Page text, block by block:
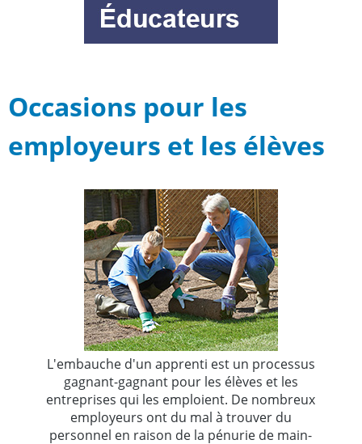
Occasions pour les
employeurs et les élèves
L'embauche d'un apprenti est un processus
gagnant-gagnant pour les élèves et les
entreprises qui les emploient. De nombreux
employeurs ont du mal à trouver du
personnel en raison de la pénurie de main-